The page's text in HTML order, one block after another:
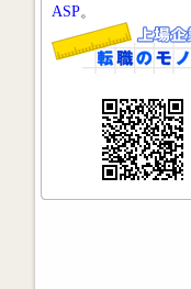
ASP。